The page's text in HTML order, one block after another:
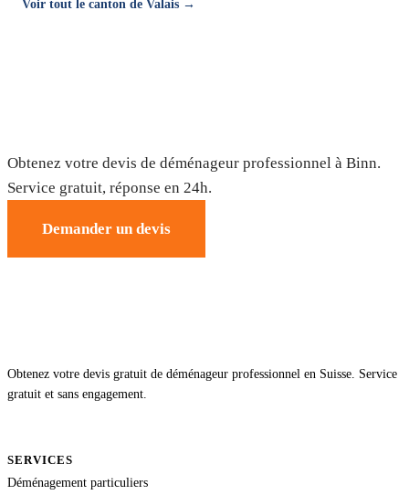
Voir tout le canton de Valais →
Obtenez votre devis de déménageur professionnel à Binn.
Service gratuit, réponse en 24h.
Demander un devis
Obtenez votre devis gratuit de déménageur professionnel en Suisse. Service
gratuit et sans engagement.
SERVICES
Déménagement particuliers